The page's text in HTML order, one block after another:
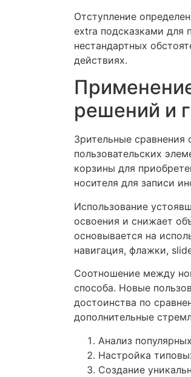
Отступление
extra подсказками для
нестандартных
действиях.
решений и
Зрительные сравнения
пользовательских
корзины для
носителя для записи
Использование
освоения и снижает
основывается на
навигация, флажки,
Соотношение между
способа. Новые
достоинства по
дополнительные
Анализ
Настройка
Создание